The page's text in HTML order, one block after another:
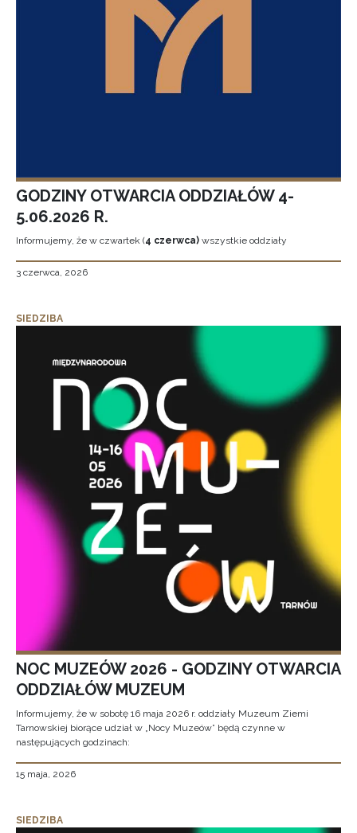
GODZINY OTWARCIA ODDZIAŁÓW 4-
5.06.2026 R.
Informujemy, że w czwartek (4 czerwca) wszystkie oddziały
3 czerwca, 2026
SIEDZIBA
NOC MUZEÓW 2026 - GODZINY OTWARCIA
ODDZIAŁÓW MUZEUM
Informujemy, że w sobotę 16 maja 2026 r. oddziały Muzeum Ziemi
Tarnowskiej biorące udział w „Nocy Muzeów” będą czynne w
następujących godzinach:
15 maja, 2026
SIEDZIBA